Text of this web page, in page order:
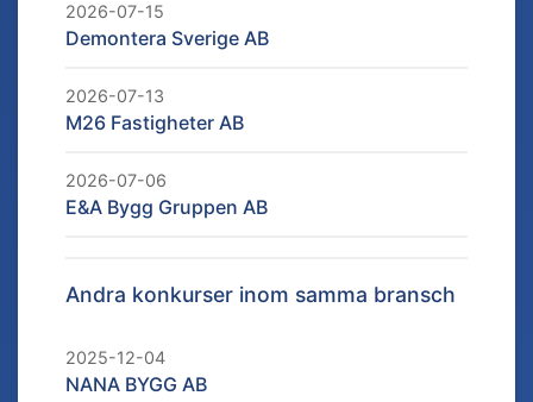
2026-07-15
Demontera Sverige AB
2026-07-13
M26 Fastigheter AB
2026-07-06
E&A Bygg Gruppen AB
Andra konkurser inom samma bransch
2025-12-04
NANA BYGG AB